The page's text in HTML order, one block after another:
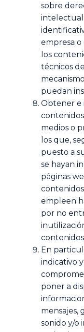
sobre
intelectual
empresa o
los
técnicos
puedan
Obtener e
medios o
los que,
puesto a
se hayan
páginas
empleen
por no
En
indicativo
poner a
mensajes,
sonido y/o